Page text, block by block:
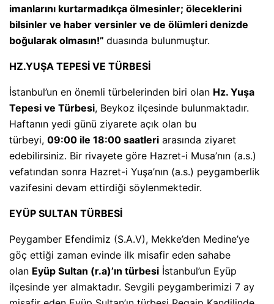
imanlarını kurtarmadıkça ölmesinler; öleceklerini
bilsinler ve haber versinler ve de ölümleri denizde
boğularak olmasın!” duasında bulunmuştur.
HZ.YUŞA TEPESİ VE TÜRBESİ
İstanbul’un en önemli türbelerinden biri olan Hz. Yuşa
Tepesi ve Türbesi, Beykoz ilçesinde bulunmaktadır.
Haftanın yedi günü ziyarete açık olan bu
türbeyi, 09:00 ile 18:00 saatleri arasında ziyaret
edebilirsiniz. Bir rivayete göre Hazret-i Musa’nın (a.s.)
vefatından sonra Hazret-i Yuşa’nın (a.s.) peygamberlik
vazifesini devam ettirdiği söylenmektedir.
EYÜP SULTAN TÜRBESİ
Peygamber Efendimiz (S.A.V), Mekke’den Medine’ye
göç ettiği zaman evinde ilk misafir eden sahabe
olan Eyüp Sultan (r.a)’ın türbesi İstanbul’un Eyüp
ilçesinde yer almaktadır. Sevgili peygamberimizi 7 ay